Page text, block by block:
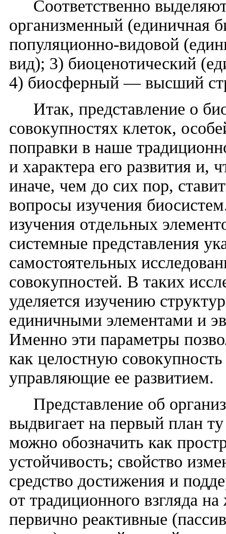
Соответственно
организменный (единичная
популяционно-видовой
вид); 3) биоценотический
4) биосферный — высший
Итак, представление о
совокупностях клеток,
поправки в наше
и характера его развития и,
иначе, чем до сих пор,
вопросы изучения
изучения отдельных
системные представления
самостоятельных
совокупностей. В таких
уделяется изучению
единичными элементами и
Именно эти параметры
как целостную
управляющие ее развитием.
Представление об
выдвигает на первый план
можно обозначить как
устойчивость; свойство
средство достижения и
от традиционного взгляда
первично реактивные